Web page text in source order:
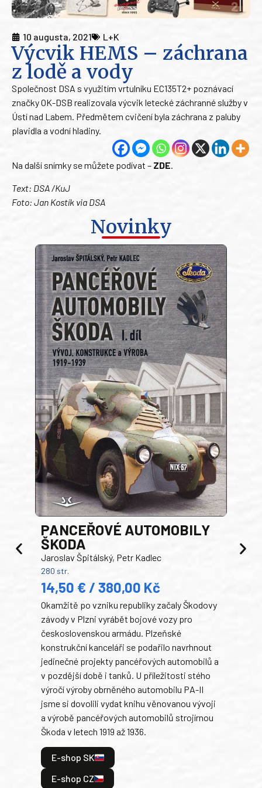
10 augusta, 2021 L+K
Výcvik HEMS – záchrana
z lodě a vody
Společnost DSA s využitím vrtulníku EC135T2+ poznávací
značky OK-DSB realizovala výcvik letecké záchranné služby v
Ústí nad Labem. Předmětem cvičení byla záchrana z paluby
plavidla a vodní hladiny.
Na další snímky se můžete podívat – ZDE.
Text: DSA /KuJ
Foto: Jan Kostík via DSA
Novinky
PANCEŘOVÉ AUTOMOBILY
ŠKODA
Jaroslav Špitálský, Petr Kadlec
280 str.
14,50 € / 380,00 Kč
Okamžitě po vzniku republiky začaly Škodovy
závody v Plzni vyrábět bojové vozy pro
československou armádu. Plzeňské
konstrukční kanceláři se podařilo navrhnout
jedinečné projekty pancéřových automobilů a
v pozdější době i tanků. U příležitosti stého
výročí výroby obrněného automobilu PA-II
jsme si dovolili vydat knihu věnovanou vývoji
a výrobě pancéřových automobilů strojírnou
Škoda v letech 1919 až 1936.
E-shop SK
E-shop CZ